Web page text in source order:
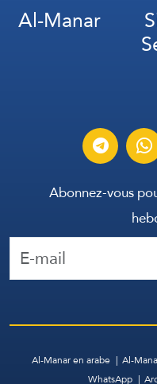
Al-Manar
Abonnez-vous
Al-Manar en arabe Al-
WhatsApp